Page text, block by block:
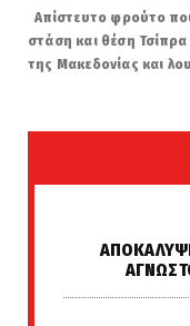
Απίστευτο φρούτο
στάση και θέση
της Μακεδονίας και